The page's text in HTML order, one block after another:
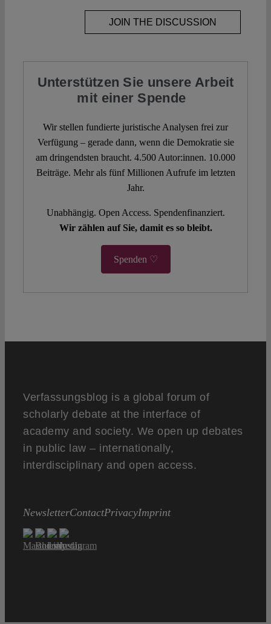
JOIN THE DISCUSSION
Unterstützen Sie unsere Arbeit
mit einer Spende
Wir stellen fundierte juristische Analysen frei zur
Verfügung – gerade dann, wenn die Demokratie sie
am dringendsten braucht. 4.500 Autor:innen. 10.000
Beiträge. Mehr als fünf Millionen Aufrufe im letzten
Jahr.
Unabhängig. Open Access. Spendenfinanziert.
Wir zählen auf Sie, damit es so bleibt.
Spenden ♡
Verfassungsblog is a global forum of
scholarly debate at the interface of
academy and society. We open up debates
in public law – internationally,
interdisciplinary and open access.
NewsletterContactPrivacyImprint